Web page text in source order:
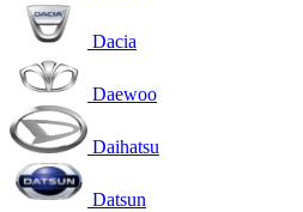
Dacia
Daewoo
Daihatsu
Datsun